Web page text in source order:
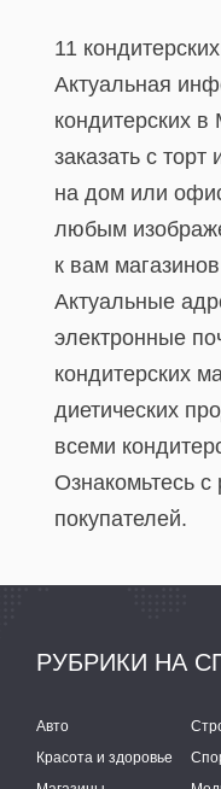
11
Актуальная
кондитерских
заказать с
на дом или
любым
к вам
Актуальные
электронные
кондитерских
диетических
всеми
Ознакомьтесь
покупателей.
РУБРИКИ НА
Авто
Красота и здоровье